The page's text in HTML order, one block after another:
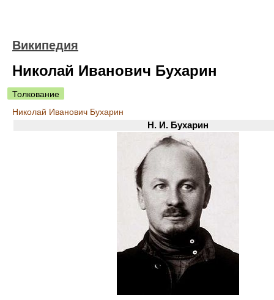
Википедия
Николай Иванович Бухарин
Толкование
Николай Иванович Бухарин
Н. И. Бухарин